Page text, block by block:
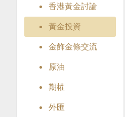
香港黃金討論
黃金投資
金飾金條交流
原油
期權
外匯